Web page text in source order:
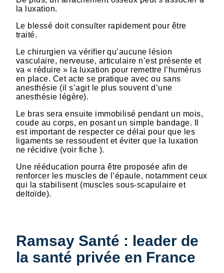
la luxation.
Le blessé doit consulter rapidement pour être
traité.
Le chirurgien va vérifier qu’aucune lésion
vasculaire, nerveuse, articulaire n’est présente et
va « réduire » la luxation pour remettre l’humérus
en place. Cet acte se pratique avec ou sans
anesthésie (il s’agit le plus souvent d’une
anesthésie légère).
Le bras sera ensuite immobilisé pendant un mois,
coude au corps, en posant un simple bandage. Il
est important de respecter ce délai pour que les
ligaments se ressoudent et éviter que la luxation
ne récidive (voir fiche ).
Une rééducation pourra être proposée afin de
renforcer les muscles de l’épaule, notamment ceux
qui la stabilisent (muscles sous-scapulaire et
deltoïde).
Ramsay Santé : leader de
la santé privée en France